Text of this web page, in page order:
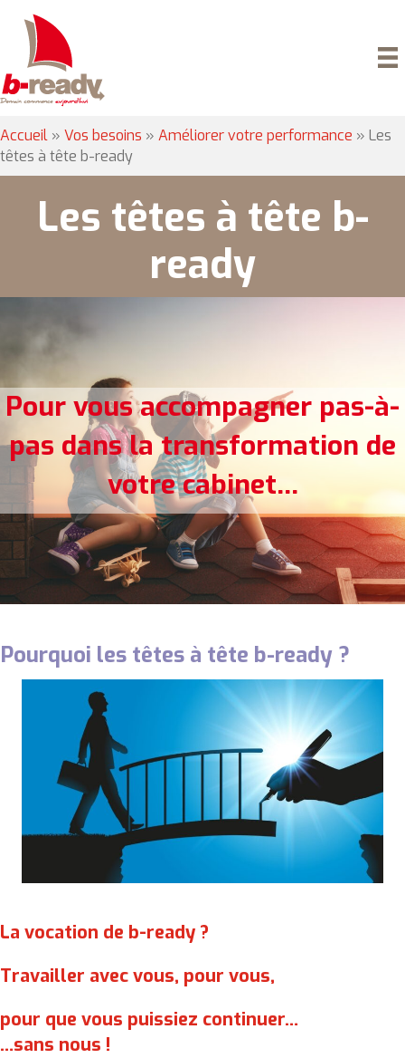
Accueil » Vos besoins » Améliorer votre performance » Les
têtes à tête b-ready
Les têtes à tête b-
ready
Pour vous accompagner pas-à-
pas dans la transformation de
votre cabinet...
Pourquoi les têtes à tête b-ready ?
La vocation de b-ready ?
Travailler avec vous, pour vous,
pour que vous puissiez continuer…
…sans nous !